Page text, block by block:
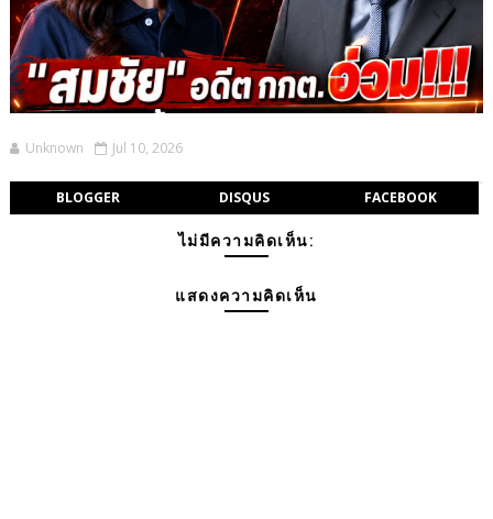
Unknown Jul 10, 2026
BLOGGER DISQUS FACEBOOK
ไม่มีความคิดเห็น:
แสดงความคิดเห็น